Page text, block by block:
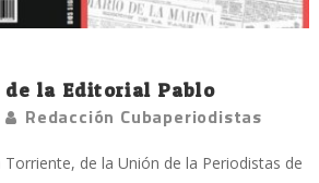
la Editorial Pablo
Redacción Cubaperiodistas
de la Unión de la Periodistas de